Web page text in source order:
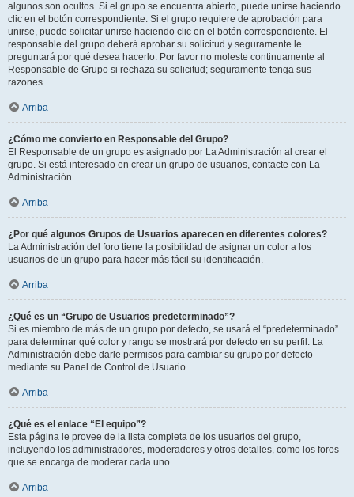
algunos son ocultos. Si el grupo se encuentra abierto, puede unirse haciendo
clic en el botón correspondiente. Si el grupo requiere de aprobación para
unirse, puede solicitar unirse haciendo clic en el botón correspondiente. El
responsable del grupo deberá aprobar su solicitud y seguramente le
preguntará por qué desea hacerlo. Por favor no moleste continuamente al
Responsable de Grupo si rechaza su solicitud; seguramente tenga sus
razones.
Arriba
¿Cómo me convierto en Responsable del Grupo?
El Responsable de un grupo es asignado por La Administración al crear el
grupo. Si está interesado en crear un grupo de usuarios, contacte con La
Administración.
Arriba
¿Por qué algunos Grupos de Usuarios aparecen en diferentes colores?
La Administración del foro tiene la posibilidad de asignar un color a los
usuarios de un grupo para hacer más fácil su identificación.
Arriba
¿Qué es un “Grupo de Usuarios predeterminado”?
Si es miembro de más de un grupo por defecto, se usará el “predeterminado”
para determinar qué color y rango se mostrará por defecto en su perfil. La
Administración debe darle permisos para cambiar su grupo por defecto
mediante su Panel de Control de Usuario.
Arriba
¿Qué es el enlace “El equipo”?
Esta página le provee de la lista completa de los usuarios del grupo,
incluyendo los administradores, moderadores y otros detalles, como los foros
que se encarga de moderar cada uno.
Arriba